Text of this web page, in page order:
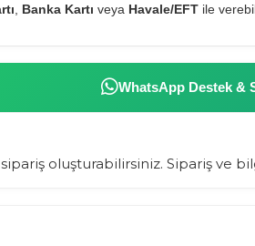
Banka Kartı veya Havale/EFT ile
WhatsApp Destek &
oluşturabilirsiniz. Sipariş ve